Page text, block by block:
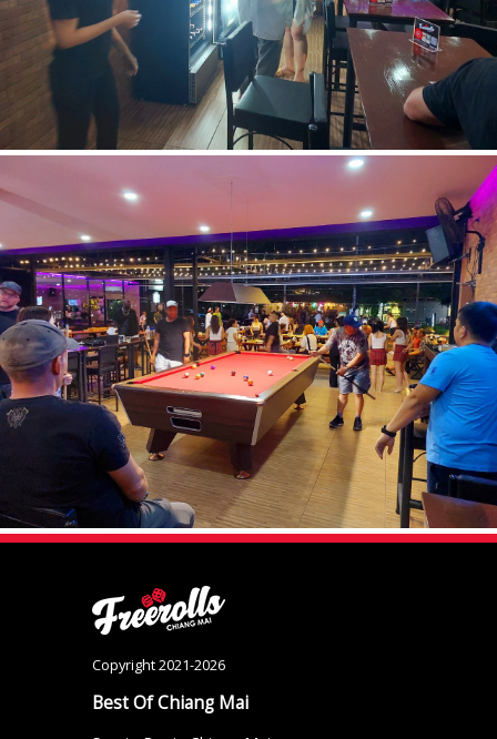
Copyright 2021-2026
Best Of Chiang Mai